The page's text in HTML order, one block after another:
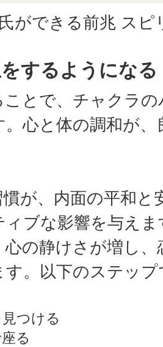
をするようになる
ことで、チャクラ
心と体の調和が
が、内面の平和と
ィブな影響を与え
の静けさが増し
す。以下のステッ
つける
る